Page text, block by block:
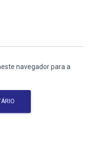
navegador para a